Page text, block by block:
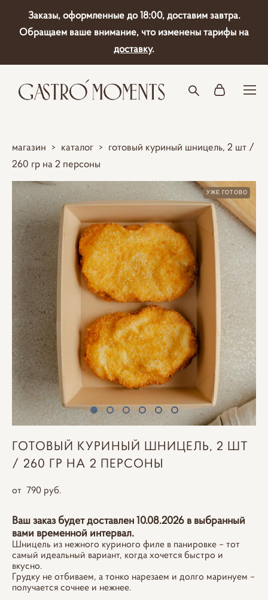
Заказы, оформленные до 18:00, доставим завтра.
Обращаем ваше внимание, что изменены тарифы на
доставку.
магазин > каталог > готовый куриный шницель, 2 шт /
260 гр на 2 персоны
УЖЕ ГОТОВО
ГОТОВЫЙ КУРИНЫЙ ШНИЦЕЛЬ, 2 ШТ
/ 260 ГР НА 2 ПЕРСОНЫ
от 790 pуб.
Ваш заказ будет доставлен 10.08.2026 в выбранный
вами временной интервал.
Шницель из нежного куриного филе в панировке – тот
самый идеальный вариант, когда хочется быстро и
вкусно.
Грудку не отбиваем, а тонко нарезаем и долго маринуем –
получается сочнее и нежнее.